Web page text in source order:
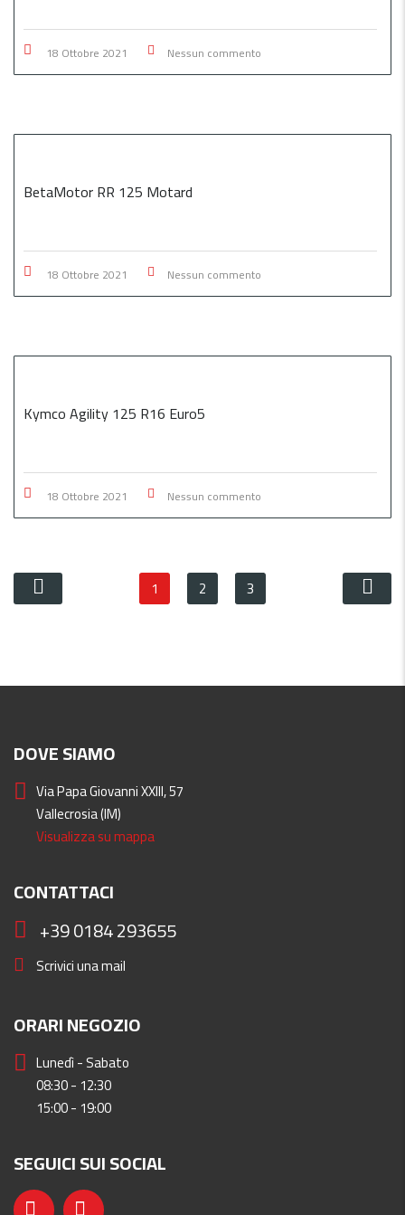
18 Ottobre 2021 Nessun commento
BetaMotor RR 125 Motard
18 Ottobre 2021 Nessun commento
Kymco Agility 125 R16 Euro5
18 Ottobre 2021 Nessun commento
1 2 3
DOVE SIAMO
Via Papa Giovanni XXIII, 57
Vallecrosia (IM)
Visualizza su mappa
CONTATTACI
+39 0184 293655
Scrivici una mail
ORARI NEGOZIO
Lunedì - Sabato
08:30 - 12:30
15:00 - 19:00
SEGUICI SUI SOCIAL